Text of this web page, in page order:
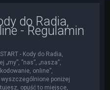
do Radia,
- Regulamin
- Kody do Radia,
”nas”, „nasza”,
online”,
poniżej
opuść to miejsce,